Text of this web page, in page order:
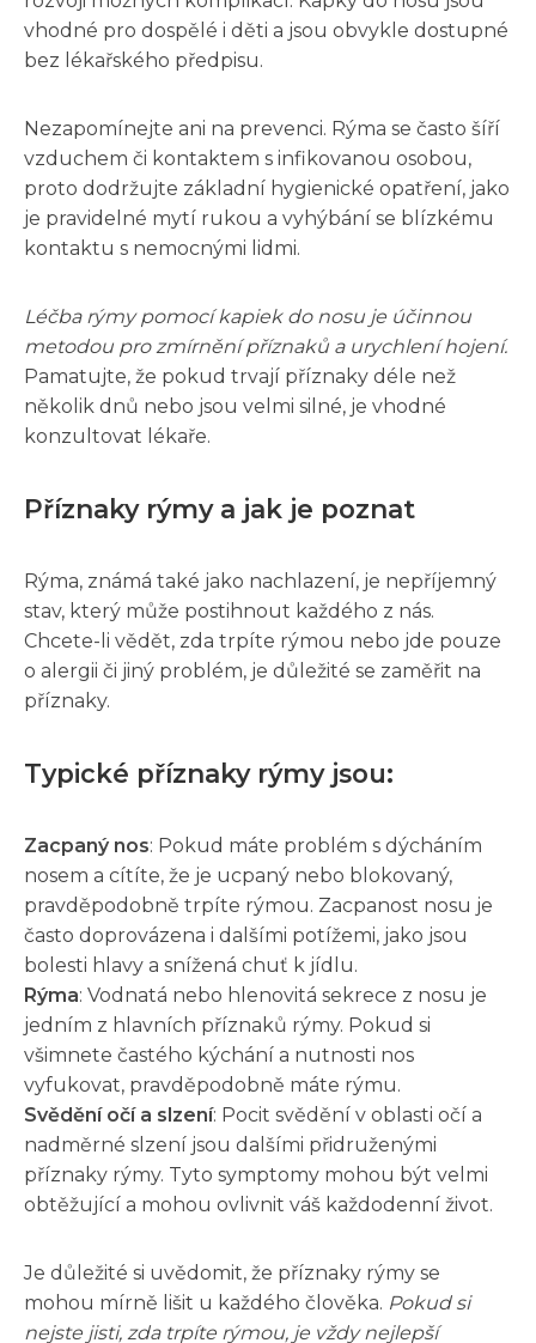
vhodné pro dospělé i děti a jsou obvykle dostupné
bez lékařského předpisu.
Nezapomínejte ani na prevenci. Rýma se často šíří
vzduchem či kontaktem s infikovanou osobou,
proto dodržujte základní hygienické opatření, jako
je pravidelné mytí rukou a vyhýbání se blízkému
kontaktu s nemocnými lidmi.
Léčba rýmy pomocí kapiek do nosu je účinnou
metodou pro zmírnění příznaků a urychlení hojení.
Pamatujte, že pokud trvají příznaky déle než
několik dnů nebo jsou velmi silné, je vhodné
konzultovat lékaře.
Příznaky rýmy a jak je poznat
Rýma, známá také jako nachlazení, je nepříjemný
stav, který může postihnout každého z nás.
Chcete-li vědět, zda trpíte rýmou nebo jde pouze
o alergii či jiný problém, je důležité se zaměřit na
příznaky.
Typické příznaky rýmy jsou:
Zacpaný nos: Pokud máte problém s dýcháním
nosem a cítíte, že je ucpaný nebo blokovaný,
pravděpodobně trpíte rýmou. Zacpanost nosu je
často doprovázena i dalšími potížemi, jako jsou
bolesti hlavy a snížená chuť k jídlu.
Rýma: Vodnatá nebo hlenovitá sekrece z nosu je
jedním z hlavních příznaků rýmy. Pokud si
všimnete častého kýchání a nutnosti nos
vyfukovat, pravděpodobně máte rýmu.
Svědění očí a slzení: Pocit svědění v oblasti očí a
nadměrné slzení jsou dalšími přidruženými
příznaky rýmy. Tyto symptomy mohou být velmi
obtěžující a mohou ovlivnit váš každodenní život.
Je důležité si uvědomit, že příznaky rýmy se
mohou mírně lišit u každého člověka. Pokud si
nejste jisti, zda trpíte rýmou, je vždy nejlepší